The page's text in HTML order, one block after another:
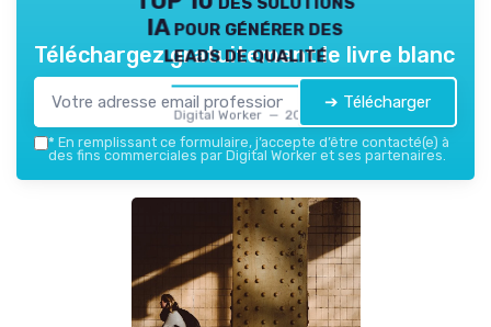
IA pour générer des
leads de qualité
Digital Worker — 2026
Téléchargez gratuitement le livre blanc
➔ Télécharger
* En remplissant ce formulaire, j’accepte d’être contacté(e) à
des fins commerciales par Digital Worker et ses partenaires.